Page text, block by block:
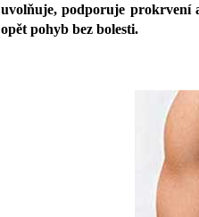
uvolňuje, podporuje prokrvení
opět pohyb bez bolesti.